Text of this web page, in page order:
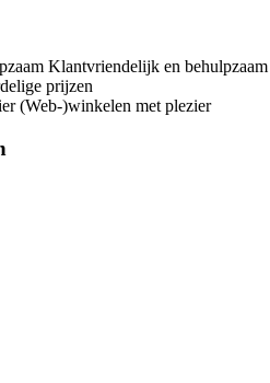
Klantvriendelijk en behulpzaam
prijzen
(Web-)winkelen met plezier